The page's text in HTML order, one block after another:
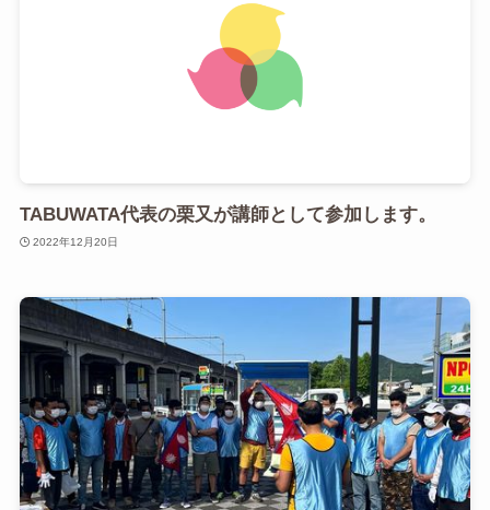
TABUWATA代表の栗又が講師として参加します。
2022年12月20日